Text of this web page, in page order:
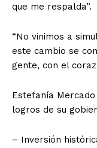
que me respalda”.
“No vinimos a
este cambio se
gente, con el
Estefanía
logros de su
– Inversión